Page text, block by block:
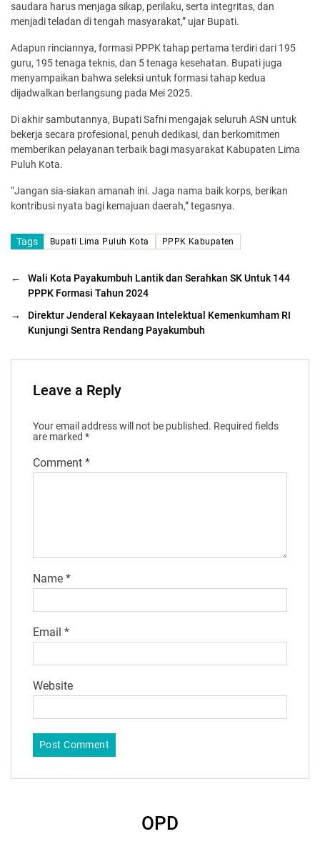
saudara harus menjaga sikap, perilaku, serta integritas, dan
menjadi teladan di tengah masyarakat,” ujar Bupati.
Adapun rinciannya, formasi PPPK tahap pertama terdiri dari 195
guru, 195 tenaga teknis, dan 5 tenaga kesehatan. Bupati juga
menyampaikan bahwa seleksi untuk formasi tahap kedua
dijadwalkan berlangsung pada Mei 2025.
Di akhir sambutannya, Bupati Safni mengajak seluruh ASN untuk
bekerja secara profesional, penuh dedikasi, dan berkomitmen
memberikan pelayanan terbaik bagi masyarakat Kabupaten Lima
Puluh Kota.
“Jangan sia-siakan amanah ini. Jaga nama baik korps, berikan
kontribusi nyata bagi kemajuan daerah,” tegasnya.
Tags Bupati Lima Puluh Kota PPPK Kabupaten
←
Wali Kota Payakumbuh Lantik dan Serahkan SK Untuk 144
PPPK Formasi Tahun 2024
→
Direktur Jenderal Kekayaan Intelektual Kemenkumham RI
Kunjungi Sentra Rendang Payakumbuh
Leave a Reply
Your email address will not be published. Required fields
are marked *
Comment *
Name *
Email *
Website
OPD